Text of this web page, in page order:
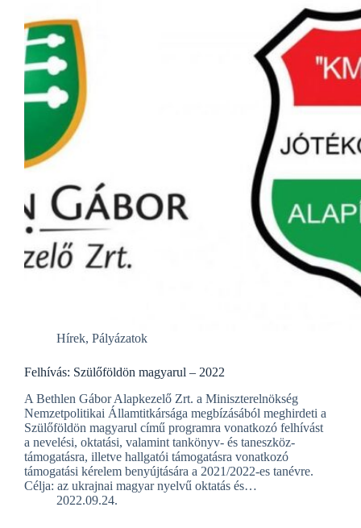
Hírek, Pályázatok
Felhívás: Szülőföldön magyarul – 2022
A Bethlen Gábor Alapkezelő Zrt. a Miniszterelnökség
Nemzetpolitikai Államtitkársága megbízásából meghirdeti a
Szülőföldön magyarul című programra vonatkozó felhívást
a nevelési, oktatási, valamint tankönyv- és taneszköz-
támogatásra, illetve hallgatói támogatásra vonatkozó
támogatási kérelem benyújtására a 2021/2022-es tanévre.
Célja: az ukrajnai magyar nyelvű oktatás és…
2022.09.24.